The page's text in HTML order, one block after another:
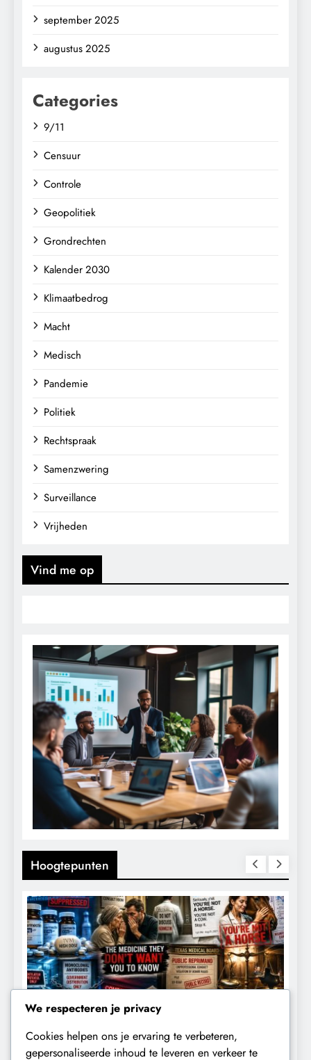
september 2025
augustus 2025
Categories
9/11
Censuur
Controle
Geopolitiek
Grondrechten
Kalender 2030
Klimaatbedrog
Macht
Medisch
Pandemie
Politiek
Rechtspraak
Samenzwering
Surveillance
Vrijheden
Vind me op
Hoogtepunten
CENSUUR CONTROLE
We respecteren je privacy
Cookies helpen ons je ervaring te verbeteren,
gepersonaliseerde inhoud te leveren en verkeer te